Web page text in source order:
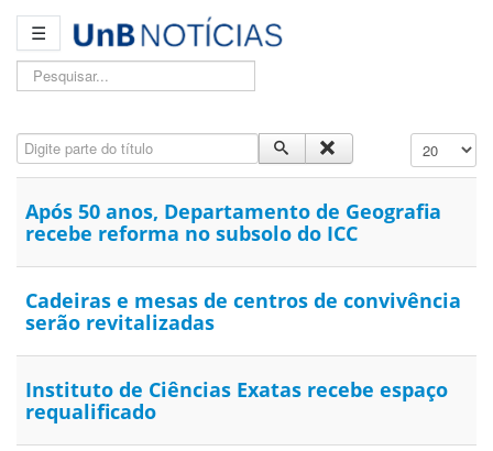
☰
Pesquisar...
Digite parte do título Exibir #
Após 50 anos, Departamento de Geografia
recebe reforma no subsolo do ICC
Cadeiras e mesas de centros de convivência
serão revitalizadas
Instituto de Ciências Exatas recebe espaço
requalificado